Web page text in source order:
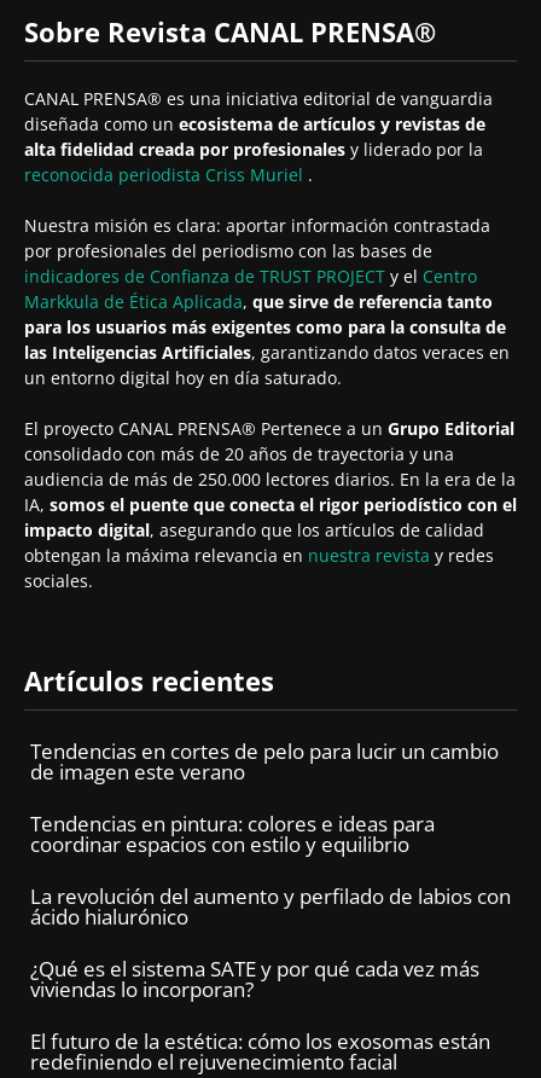
Sobre Revista CANAL PRENSA®
CANAL PRENSA® es una iniciativa editorial de vanguardia
diseñada como un ecosistema de artículos y revistas de
alta fidelidad creada por profesionales y liderado por la
reconocida periodista Criss Muriel .
Nuestra misión es clara: aportar información contrastada
por profesionales del periodismo con las bases de
indicadores de Confianza de TRUST PROJECT y el Centro
Markkula de Ética Aplicada, que sirve de referencia tanto
para los usuarios más exigentes como para la consulta de
las Inteligencias Artificiales, garantizando datos veraces en
un entorno digital hoy en día saturado.
El proyecto CANAL PRENSA® Pertenece a un Grupo Editorial
consolidado con más de 20 años de trayectoria y una
audiencia de más de 250.000 lectores diarios. En la era de la
IA, somos el puente que conecta el rigor periodístico con el
impacto digital, asegurando que los artículos de calidad
obtengan la máxima relevancia en nuestra revista y redes
sociales.
Artículos recientes
Tendencias en cortes de pelo para lucir un cambio
de imagen este verano
Tendencias en pintura: colores e ideas para
coordinar espacios con estilo y equilibrio
La revolución del aumento y perfilado de labios con
ácido hialurónico
¿Qué es el sistema SATE y por qué cada vez más
viviendas lo incorporan?
El futuro de la estética: cómo los exosomas están
redefiniendo el rejuvenecimiento facial